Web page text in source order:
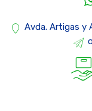
Avda. Artigas y